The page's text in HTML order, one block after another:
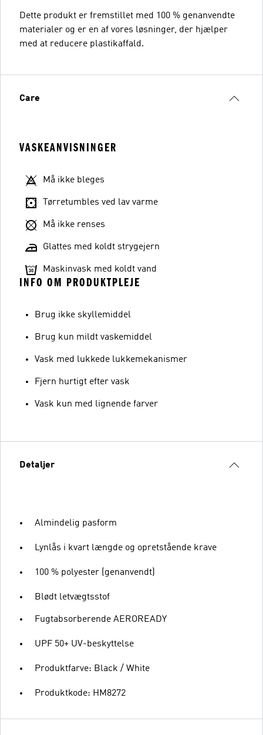
Dette produkt er fremstillet med 100 % genanvendte
materialer og er en af vores løsninger, der hjælper
med at reducere plastikaffald.
Care
VASKEANVISNINGER
Må ikke bleges
Tørretumbles ved lav varme
Må ikke renses
Glattes med koldt strygejern
Maskinvask med koldt vand
INFO OM PRODUKTPLEJE
Brug ikke skyllemiddel
Brug kun mildt vaskemiddel
Vask med lukkede lukkemekanismer
Fjern hurtigt efter vask
Vask kun med lignende farver
Detaljer
Almindelig pasform
Lynlås i kvart længde og opretstående krave
100 % polyester (genanvendt)
Blødt letvægtsstof
Fugtabsorberende AEROREADY
UPF 50+ UV-beskyttelse
Produktfarve: Black / White
Produktkode: HM8272